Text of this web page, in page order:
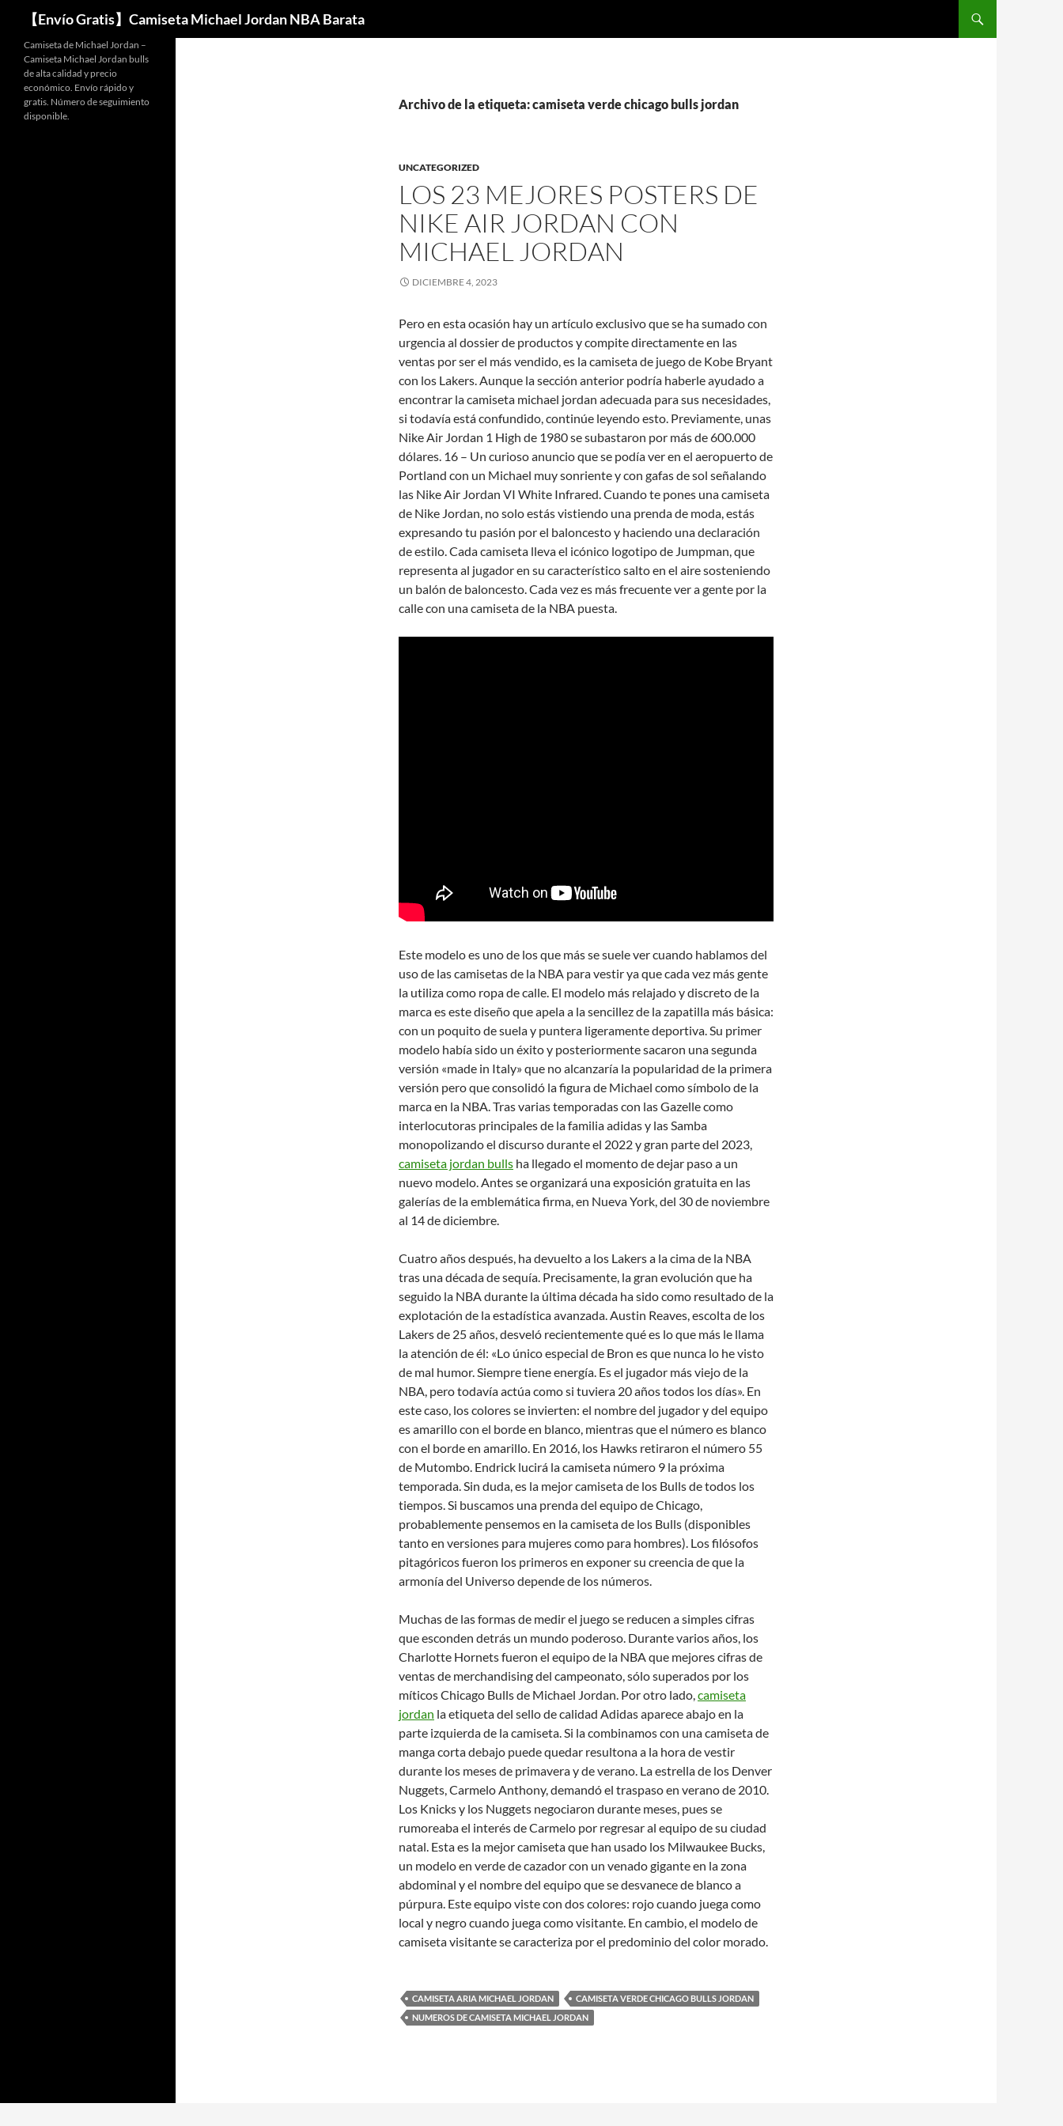
【Envío Gratis】Camiseta Michael Jordan NBA Barata
Buscar
Archivo de la etiqueta: camiseta verde chicago bulls jordan
UNCATEGORIZED
LOS 23 MEJORES POSTERS DE
NIKE AIR JORDAN CON
MICHAEL JORDAN
DICIEMBRE 4, 2023
Pero en esta ocasión hay un artículo exclusivo que se ha sumado con
urgencia al dossier de productos y compite directamente en las
ventas por ser el más vendido, es la camiseta de juego de Kobe Bryant
con los Lakers. Aunque la sección anterior podría haberle ayudado a
encontrar la camiseta michael jordan adecuada para sus necesidades,
si todavía está confundido, continúe leyendo esto. Previamente, unas
Nike Air Jordan 1 High de 1980 se subastaron por más de 600.000
dólares. 16 – Un curioso anuncio que se podía ver en el aeropuerto de
Portland con un Michael muy sonriente y con gafas de sol señalando
las Nike Air Jordan VI White Infrared. Cuando te pones una camiseta
de Nike Jordan, no solo estás vistiendo una prenda de moda, estás
expresando tu pasión por el baloncesto y haciendo una declaración
de estilo. Cada camiseta lleva el icónico logotipo de Jumpman, que
representa al jugador en su característico salto en el aire sosteniendo
un balón de baloncesto. Cada vez es más frecuente ver a gente por la
calle con una camiseta de la NBA puesta.
Este modelo es uno de los que más se suele ver cuando hablamos del
uso de las camisetas de la NBA para vestir ya que cada vez más gente
la utiliza como ropa de calle. El modelo más relajado y discreto de la
marca es este diseño que apela a la sencillez de la zapatilla más básica:
con un poquito de suela y puntera ligeramente deportiva. Su primer
modelo había sido un éxito y posteriormente sacaron una segunda
versión «made in Italy» que no alcanzaría la popularidad de la primera
versión pero que consolidó la figura de Michael como símbolo de la
marca en la NBA. Tras varias temporadas con las Gazelle como
interlocutoras principales de la familia adidas y las Samba
monopolizando el discurso durante el 2022 y gran parte del 2023,
camiseta jordan bulls ha llegado el momento de dejar paso a un
nuevo modelo. Antes se organizará una exposición gratuita en las
galerías de la emblemática firma, en Nueva York, del 30 de noviembre
al 14 de diciembre.
Cuatro años después, ha devuelto a los Lakers a la cima de la NBA
tras una década de sequía. Precisamente, la gran evolución que ha
seguido la NBA durante la última década ha sido como resultado de la
explotación de la estadística avanzada. Austin Reaves, escolta de los
Lakers de 25 años, desveló recientemente qué es lo que más le llama
la atención de él: «Lo único especial de Bron es que nunca lo he visto
de mal humor. Siempre tiene energía. Es el jugador más viejo de la
NBA, pero todavía actúa como si tuviera 20 años todos los días». En
este caso, los colores se invierten: el nombre del jugador y del equipo
es amarillo con el borde en blanco, mientras que el número es blanco
con el borde en amarillo. En 2016, los Hawks retiraron el número 55
de Mutombo. Endrick lucirá la camiseta número 9 la próxima
temporada. Sin duda, es la mejor camiseta de los Bulls de todos los
tiempos. Si buscamos una prenda del equipo de Chicago,
probablemente pensemos en la camiseta de los Bulls (disponibles
tanto en versiones para mujeres como para hombres). Los filósofos
pitagóricos fueron los primeros en exponer su creencia de que la
armonía del Universo depende de los números.
Muchas de las formas de medir el juego se reducen a simples cifras
que esconden detrás un mundo poderoso. Durante varios años, los
Charlotte Hornets fueron el equipo de la NBA que mejores cifras de
ventas de merchandising del campeonato, sólo superados por los
míticos Chicago Bulls de Michael Jordan. Por otro lado,camiseta
jordan la etiqueta del sello de calidad Adidas aparece abajo en la
parte izquierda de la camiseta. Si la combinamos con una camiseta de
manga corta debajo puede quedar resultona a la hora de vestir
durante los meses de primavera y de verano. La estrella de los Denver
Nuggets, Carmelo Anthony, demandó el traspaso en verano de 2010.
Los Knicks y los Nuggets negociaron durante meses, pues se
rumoreaba el interés de Carmelo por regresar al equipo de su ciudad
natal. Esta es la mejor camiseta que han usado los Milwaukee Bucks,
un modelo en verde de cazador con un venado gigante en la zona
abdominal y el nombre del equipo que se desvanece de blanco a
púrpura. Este equipo viste con dos colores: rojo cuando juega como
local y negro cuando juega como visitante. En cambio, el modelo de
camiseta visitante se caracteriza por el predominio del color morado.
CAMISETA ARIA MICHAEL JORDAN
CAMISETA VERDE CHICAGO BULLS JORDAN
NUMEROS DE CAMISETA MICHAEL JORDAN
Camiseta de Michael Jordan –
Camiseta Michael Jordan bulls
de alta calidad y precio
económico. Envío rápido y
gratis. Número de seguimiento
disponible.